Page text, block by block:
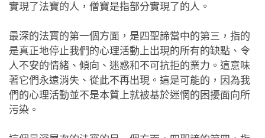
實現了法寶的人，僧寶是指部分實現了的人。
最深的法寶的第一個方面，是四聖諦當中的第三，指的
是真正地停止我們的心理活動上出現的所有的缺點、令
人不安的情緒、傾向、迷惑和不可抗拒的業力。這意味
著它們永遠消失、從此不再出現。這是可能的，因為我
們的心理活動並不是本質上就被基於迷惘的困擾面向所
污染。